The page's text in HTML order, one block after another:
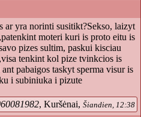
ar yra norinti susitikt?Sekso, laizyt
moteri kuri is proto eitu is
pizes sultim, paskui kisciau
tenkint kol pize tvinkcios is
pabaigos taskyt sperma visur is
i subiniuka i pizute
, Kuršėnai, Šiandien, 12:38